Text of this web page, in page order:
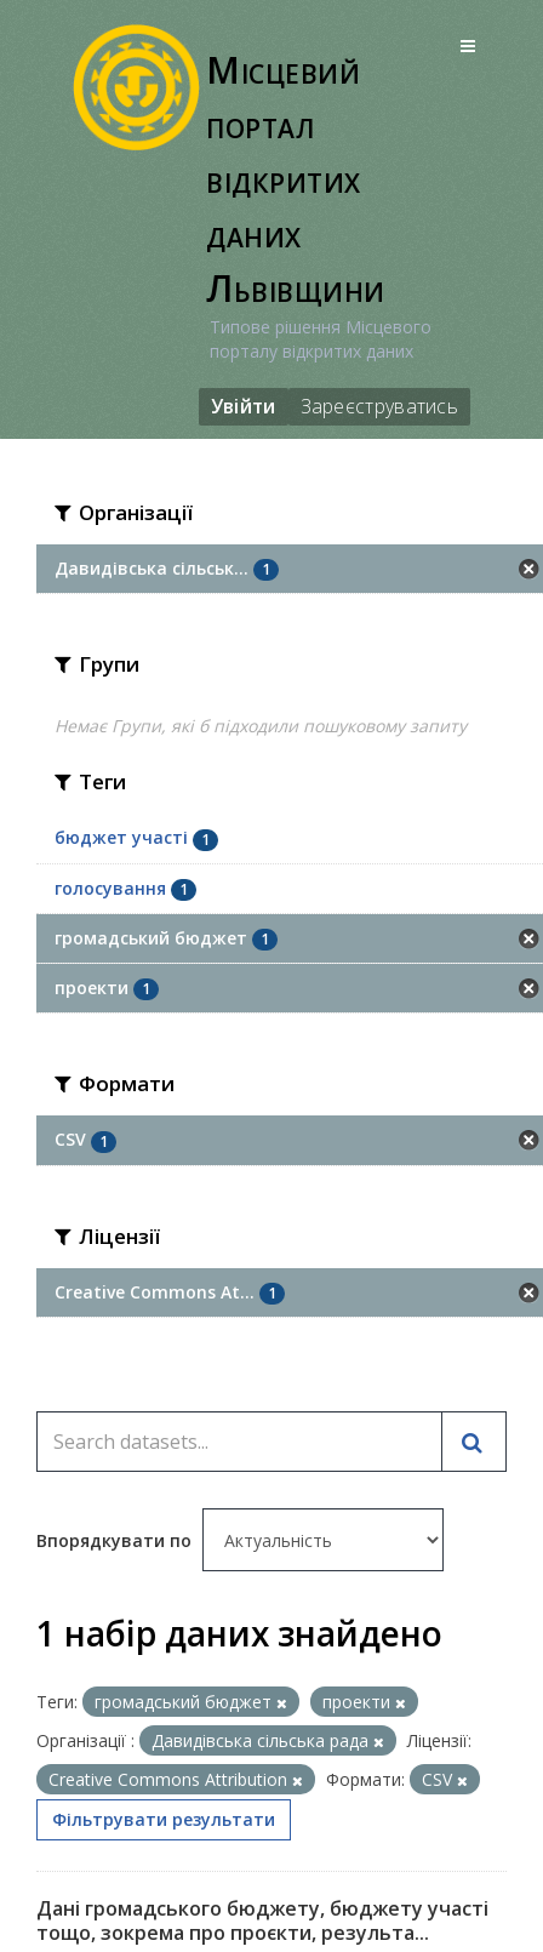
Місцевий
портал
відкритих
даних
Львівщини
Типове рішення Місцевого
порталу відкритих даних
Увійти Зареєструватись
Організації
Давидівська сільськ... 1
Групи
Немає Групи, які б підходили пошуковому запиту
Теги
бюджет участі 1
голосування 1
громадський бюджет 1
проекти 1
Формати
CSV 1
Ліцензії
Creative Commons At... 1
Впорядкувати по
1 набір даних знайдено
Теги: громадський бюджет
проекти
Організації :
Давидівська сільська рада
Ліцензії:
Creative Commons Attribution
Формати:
CSV
Фільтрувати результати
Дані громадського бюджету, бюджету участі
тощо, зокрема про проєкти, результа...